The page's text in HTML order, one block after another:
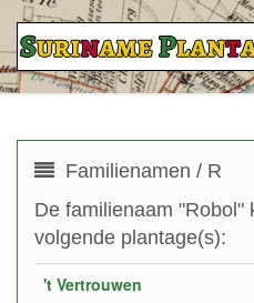
Familienamen / R
De familienaam "Robol"
volgende plantage(s):
't Vertrouwen